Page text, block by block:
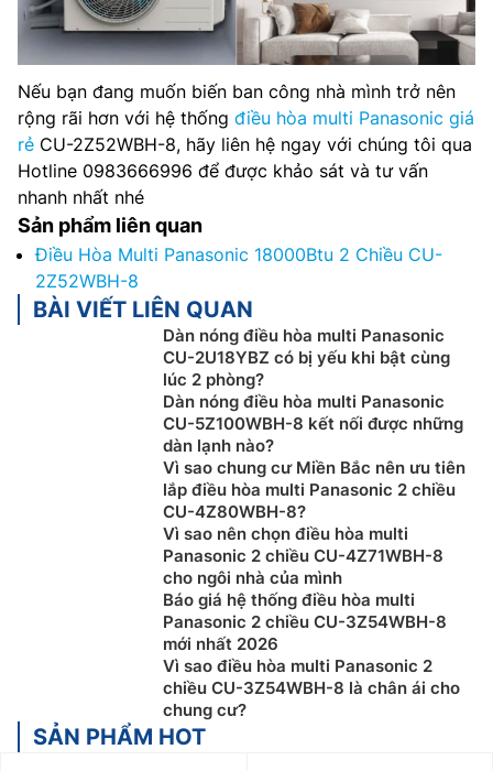
Nếu bạn đang muốn biến ban công nhà mình trở nên
rộng rãi hơn với hệ thống điều hòa multi Panasonic giá
rẻ CU-2Z52WBH-8, hãy liên hệ ngay với chúng tôi qua
Hotline 0983666996 để được khảo sát và tư vấn
nhanh nhất nhé
Sản phẩm liên quan
Điều Hòa Multi Panasonic 18000Btu 2 Chiều CU-
2Z52WBH-8
BÀI VIẾT LIÊN QUAN
Dàn nóng điều hòa multi Panasonic
CU-2U18YBZ có bị yếu khi bật cùng
lúc 2 phòng?
Dàn nóng điều hòa multi Panasonic
CU-5Z100WBH-8 kết nối được những
dàn lạnh nào?
Vì sao chung cư Miền Bắc nên ưu tiên
lắp điều hòa multi Panasonic 2 chiều
CU-4Z80WBH-8?
Vì sao nên chọn điều hòa multi
Panasonic 2 chiều CU-4Z71WBH-8
cho ngôi nhà của mình
Báo giá hệ thống điều hòa multi
Panasonic 2 chiều CU-3Z54WBH-8
mới nhất 2026
Vì sao điều hòa multi Panasonic 2
chiều CU-3Z54WBH-8 là chân ái cho
chung cư?
SẢN PHẨM HOT